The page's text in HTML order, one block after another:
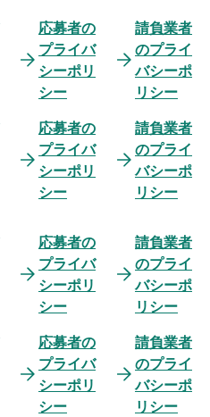
応募者の
プライバ
シーポリ
シー
請負業者
のプライ
バシーポ
リシー
応募者の
プライバ
シーポリ
シー
請負業者
のプライ
バシーポ
リシー
応募者の
プライバ
シーポリ
シー
請負業者
のプライ
バシーポ
リシー
応募者の
プライバ
シーポリ
シー
請負業者
のプライ
バシーポ
リシー